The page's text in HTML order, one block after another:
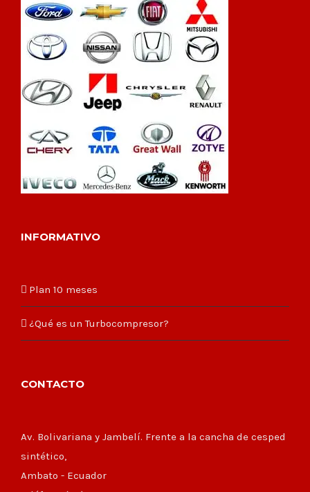
INFORMATIVO
Plan 10 meses
¿Qué es un Turbocompresor?
CONTACTO
Av. Bolivariana y Jambelí. Frente a la cancha de cesped
sintético,
Ambato - Ecuador